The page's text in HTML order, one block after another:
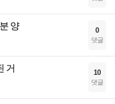
양 0
댓글
거 10
댓글